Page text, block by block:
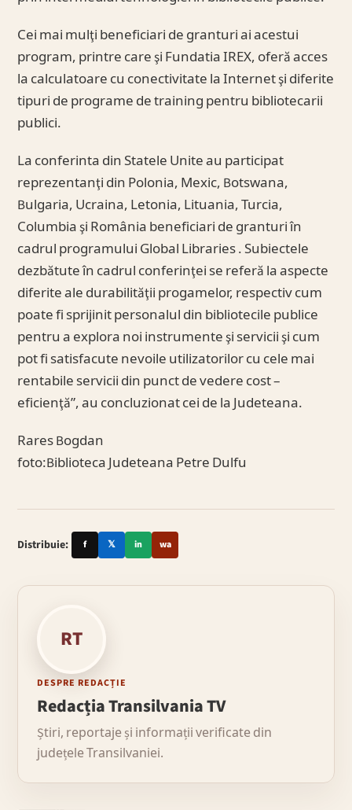
Cei mai mulţi beneficiari de granturi ai acestui
program, printre care şi Fundatia IREX, oferă acces
la calculatoare cu conectivitate la Internet şi diferite
tipuri de programe de training pentru bibliotecarii
publici.
La conferinta din Statele Unite au participat
reprezentanţi din Polonia, Mexic, Botswana,
Bulgaria, Ucraina, Letonia, Lituania, Turcia,
Columbia şi România beneficiari de granturi în
cadrul programului Global Libraries . Subiectele
dezbătute în cadrul conferinţei se referă la aspecte
diferite ale durabilităţii progamelor, respectiv cum
poate fi sprijinit personalul din bibliotecile publice
pentru a explora noi instrumente şi servicii şi cum
pot fi satisfacute nevoile utilizatorilor cu cele mai
rentabile servicii din punct de vedere cost –
eficienţă”, au concluzionat cei de la Judeteana.
Rares Bogdan
foto:Biblioteca Judeteana Petre Dulfu
Distribuie: f 𝕏 in wa
RT
DESPRE REDACȚIE
Redacția Transilvania TV
Știri, reportaje și informații verificate din
județele Transilvaniei.